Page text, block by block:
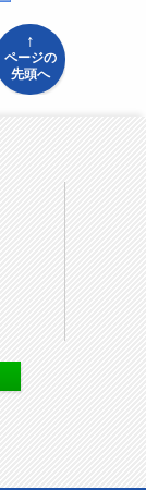
↑
ページの
先頭へ